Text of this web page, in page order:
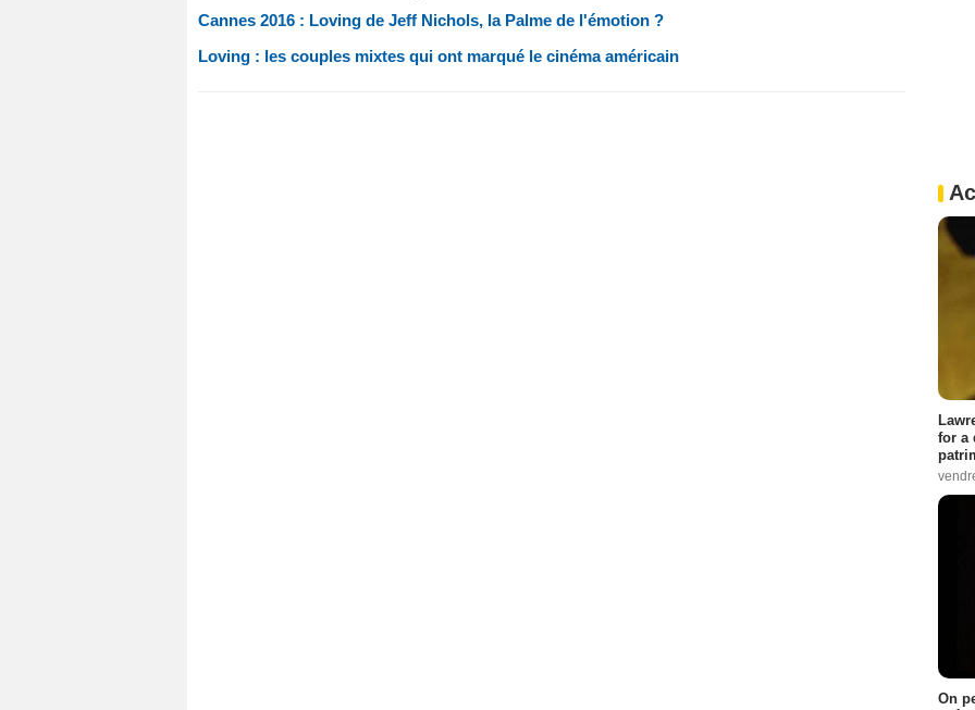
Cannes 2016 : Loving de Jeff Nichols, la Palme de l'émotion ?
Loving : les couples mixtes qui ont marqué le cinéma américain
for a
On